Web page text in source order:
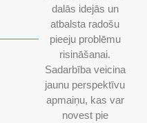
dalās idejās un
atbalsta radošu
pieeju problēmu
risināšanai.
Sadarbība veicina
jaunu perspektīvu
apmaiņu, kas var
novest pie